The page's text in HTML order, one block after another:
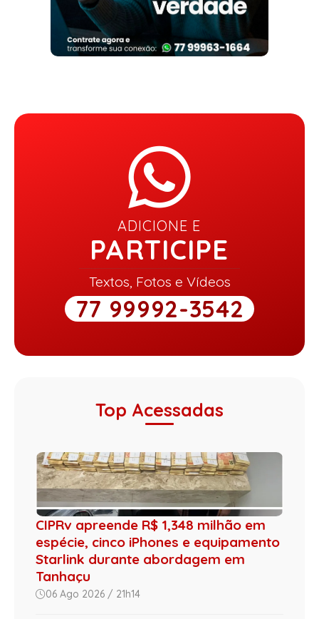
ADICIONE E
PARTICIPE
Textos, Fotos e Vídeos
77 99992-3542
Top Acessadas
CIPRv apreende R$ 1,348 milhão em
espécie, cinco iPhones e equipamento
Starlink durante abordagem em
Tanhaçu
06 Ago 2026 / 21h14